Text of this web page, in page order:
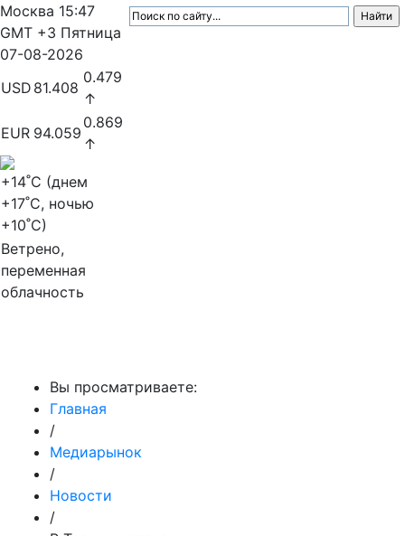
Москва 15:47
GMT +3 Пятница
07-08-2026
USD 81.408
0.479
↑
EUR 94.059
0.869
↑
+14˚C (днем
+17˚C, ночью
+10˚C)
Ветрено,
переменная
облачность
Вы просматриваете:
Главная
/
Медиарынок
/
Новости
/